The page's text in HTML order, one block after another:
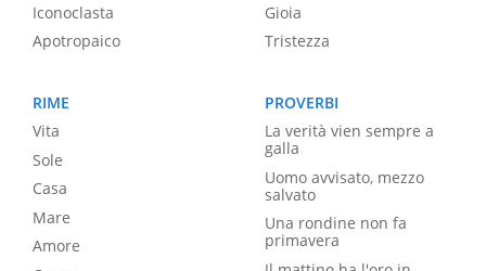
Iconoclasta
Apotropaico
Gioia
Tristezza
RIME
Vita
Sole
Casa
Mare
Amore
PROVERBI
La verità vien sempre a
galla
Uomo avvisato, mezzo
salvato
Una rondine non fa
primavera